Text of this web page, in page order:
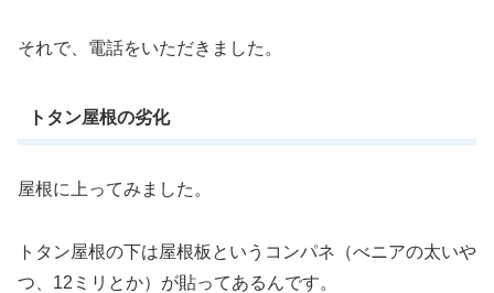
それで、電話をいただきました。
トタン屋根の劣化
屋根に上ってみました。
トタン屋根の下は屋根板というコンパネ（べニアの太いや
つ、12ミリとか）が貼ってあるんです。